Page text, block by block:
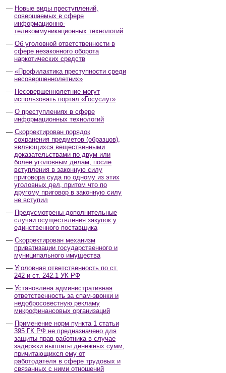
Новые виды преступлений,
совершаемых в сфере
информационно-
телекоммуникационных технологий
Об уголовной ответственности в
сфере незаконного оборота
наркотических средств
«Профилактика преступности среди
несовершеннолетних»
Несовершеннолетние могут
использовать портал «Госуслуг»
О преступлениях в сфере
информационных технологий
Скорректирован порядок
сохранения предметов (образцов),
являющихся вещественными
доказательствами по двум или
более уголовным делам, после
вступления в законную силу
приговора суда по одному из этих
уголовных дел, притом что по
другому приговор в законную силу
не вступил
Предусмотрены дополнительные
случаи осуществления закупок у
единственного поставщика
Скорректирован механизм
приватизации государственного и
муниципального имущества
Уголовная ответственность по ст.
242 и ст. 242.1 УК РФ
Установлена административная
ответственность за спам-звонки и
недобросовестную рекламу
микрофинансовых организаций
Применение норм пункта 1 статьи
395 ГК РФ не предназначено для
защиты прав работника в случае
задержки выплаты денежных сумм,
причитающихся ему от
работодателя в сфере трудовых и
связанных с ними отношений